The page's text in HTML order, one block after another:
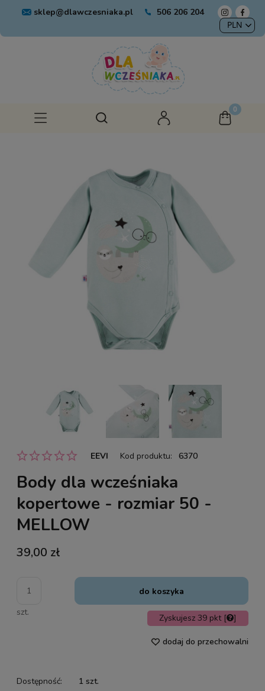
sklep@dlawczesniaka.pl 506 206 204
EEVI Kod produktu: 6370
Body dla wcześniaka
kopertowe - rozmiar 50 -
MELLOW
39,00 zł
szt.
do koszyka
Zyskujesz 39 pkt [ ]
dodaj do przechowalni
Dostępność:
1 szt.